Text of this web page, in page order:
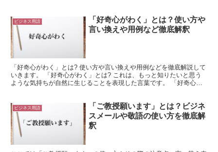
ビジネス用語
「好奇心がわく」とは？使い方や
言い換えや用例など徹底解釈
「好奇心がわく」とは? 使い方や言い換えや用例などを徹底解説して
いきます。 「好奇心がわく」とは? これは、もっと知りたいと思う
ような気持ちが自然に生じることを表現した言葉です。 「好奇心」
ビジネス用語
「ご教授願います」とは？ビジネ
スメールや敬語の使い方を徹底解
釈